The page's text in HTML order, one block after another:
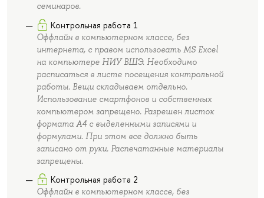
семинаров.
Контрольная работа 1
Оффлайн в компьютерном классе, без
интернета, с правом использовать MS Excel
на компьютере НИУ ВШЭ. Необходимо
расписаться в листе посещения контрольной
работы. Вещи складываем отдельно.
Использование смартфонов и собственных
компьютером запрещено. Разрешен листок
формата А4 с выделенными записями и
формулами. При этом все должно быть
записано от руки. Распечатанные материалы
запрещены.
Контрольная работа 2
Оффлайн в компьютерном классе, без